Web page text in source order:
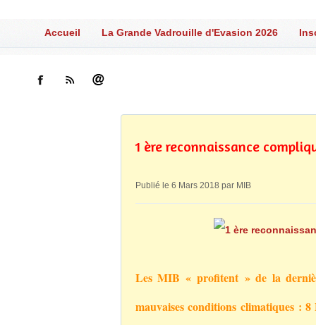
Accueil La Grande Vadrouille d'Evasion 2026
1 ère reconnaissance
Publié le 6 Mars 2018 par MIB
Les MIB « profitent » de la
mauvaises conditions climatiques :